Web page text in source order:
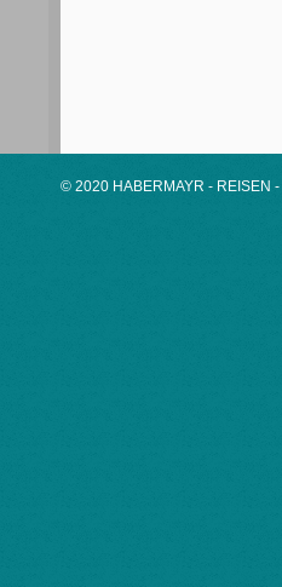
© 2020 HABERMAYR - REISEN -